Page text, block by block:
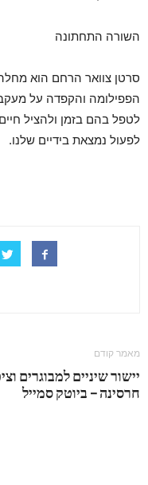
השורה התחתונה
סרטן צוואר הרחם הוא מחלה
הפפילומה והקפדה על
לטפל בהם בזמן ולהציל
לפעול נמצאת בידיים שלנו.
מאמר קודם
יישור שיניים למבוגרים
חרסינה – ביוטק סמייל